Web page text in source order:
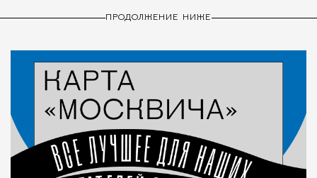
ПРОДОЛЖЕНИЕ НИЖЕ